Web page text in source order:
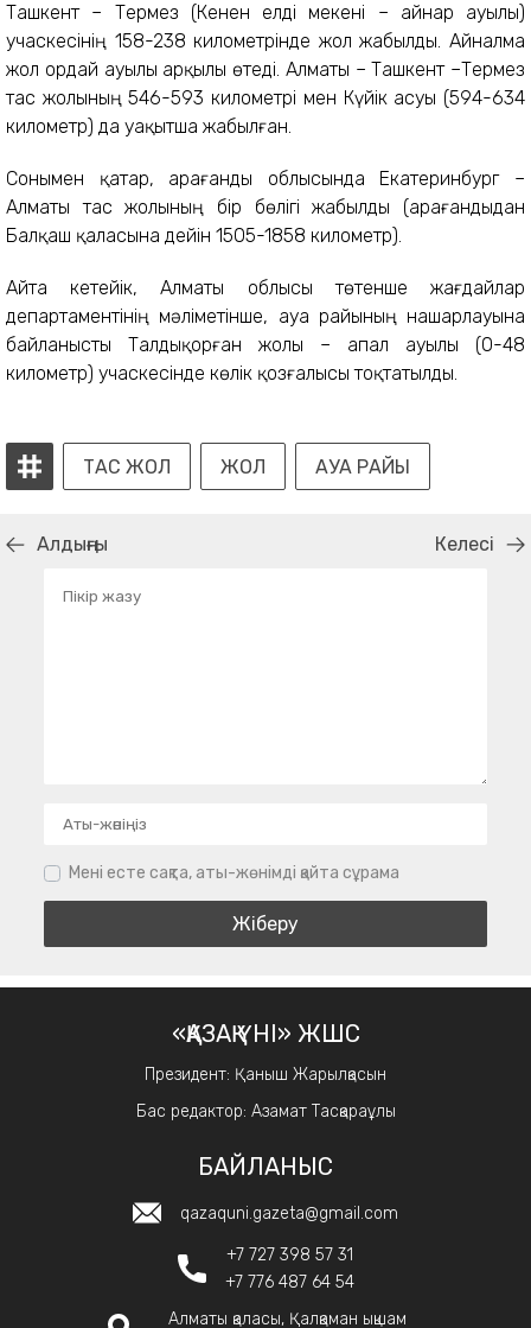
Ташкент – Термез (Кенен елді мекені – Қайнар ауылы)
учаскесінің 158-238 километрінде жол жабылды. Айналма
жол Қордай ауылы арқылы өтеді. Алматы – Ташкент –Термез
тас жолының 546-593 километрі мен Күйік асуы (594-634
километр) да уақытша жабылған.
Сонымен қатар, Қарағанды ​​облысында Екатеринбург –
Алматы тас жолының бір бөлігі жабылды (Қарағандыдан
Балқаш қаласына дейін 1505-1858 километр).
Айта кетейік, Алматы облысы төтенше жағдайлар
департаментінің мәліметінше, ауа райының нашарлауына
байланысты Талдықорған жолы – Қапал ауылы (0-48
километр) учаскесінде көлік қозғалысы тоқтатылды.
ТАС ЖОЛ ЖОЛ АУА РАЙЫ
Алдыңғы Келесі
Мені есте сақта, аты-жөнімді қайта сұрама
«ҚАЗАҚ ҮНІ» ЖШС
Президент: Қаныш Жарылқасын
Бас редактор: Азамат Тасқараұлы
БАЙЛАНЫС
qazaquni.gazeta@gmail.com
+7 727 398 57 31
+7 776 487 64 54
Алматы қаласы, Қалқаман ықшам